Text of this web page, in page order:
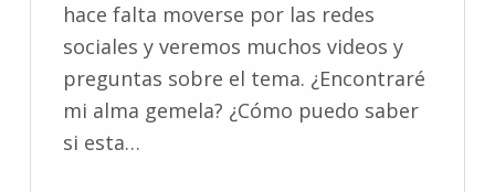
hace falta moverse por las redes
sociales y veremos muchos videos y
preguntas sobre el tema. ¿Encontraré
mi alma gemela? ¿Cómo puedo saber
si esta…